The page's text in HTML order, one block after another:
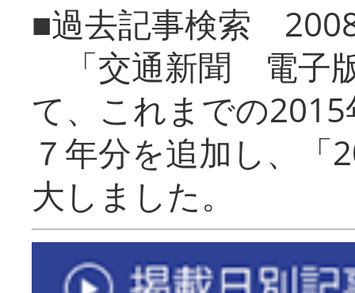
■過去記事検索
「交通新聞 電子
て、これまでの
７年分を追加し、「
大しまし